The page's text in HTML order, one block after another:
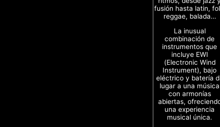
fusión hasta latin,
reggae, balada…
La inusual
combinación de
instrumentos que
incluye EWI
(Electronic Wind
Instrument), bajo
eléctrico y batería
lugar a una música
con armonías
abiertas,
una experiencia
musical única.